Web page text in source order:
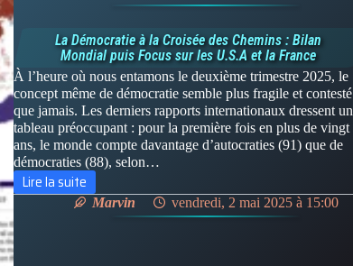
La Démocratie à la Croisée des Chemins : Bilan
Mondial puis Focus sur les U.S.A et la France
À l’heure où nous entamons le deuxième trimestre 2025, le
concept même de démocratie semble plus fragile et contesté
que jamais. Les derniers rapports internationaux dressent un
tableau préoccupant : pour la première fois en plus de vingt
ans, le monde compte davantage d’autocraties (91) que de
démocraties (88), selon…
Lire la suite
La
DémocratieMarvin vendredi, 2 mai 2025 à 15:00